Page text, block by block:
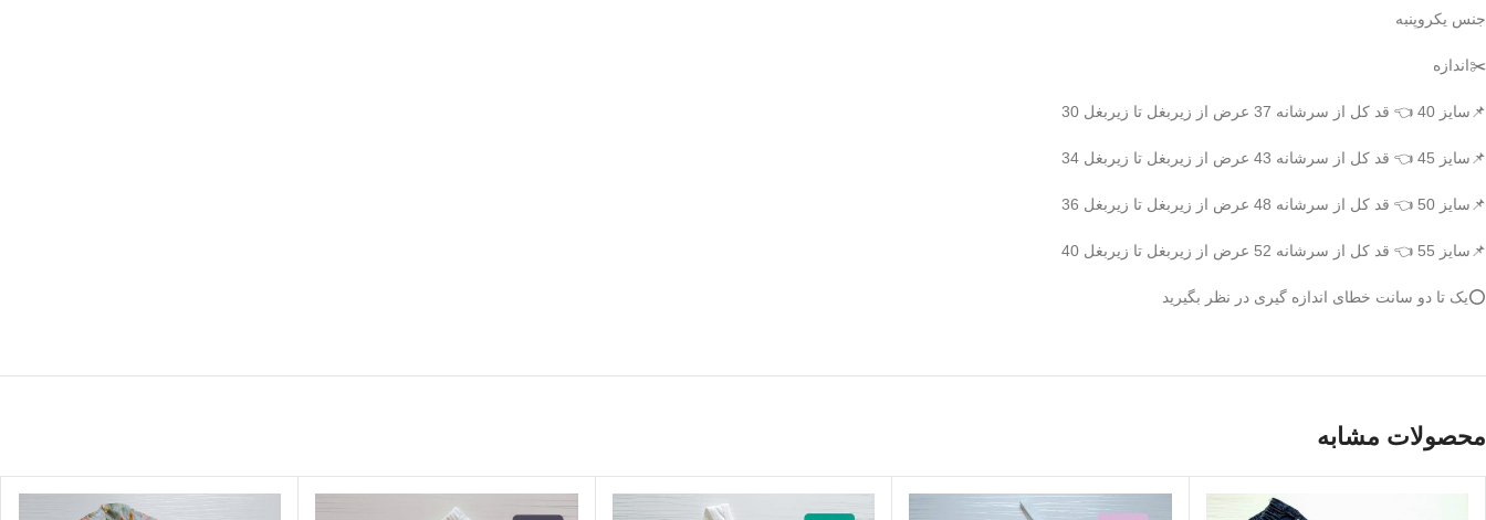
جنس یکروپنبه
✂️اندازه
📌سایز 40 👈 قد کل از سرشانه 37 عرض از زیربغل تا زیربغل 30
📌سایز 45 👈 قد کل از سرشانه 43 عرض از زیربغل تا زیربغل 34
📌سایز 50 👈 قد کل از سرشانه 48 عرض از زیربغل تا زیربغل 36
📌سایز 55 👈 قد کل از سرشانه 52 عرض از زیربغل تا زیربغل 40
⭕️یک تا دو سانت خطای اندازه گیری در نظر بگیرید
محصولات مشابه